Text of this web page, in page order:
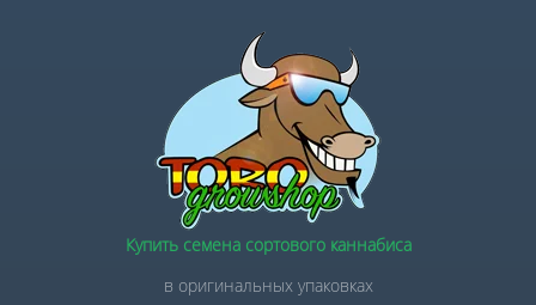
Купить семена сортового каннабиса
в оригинальных упаковках